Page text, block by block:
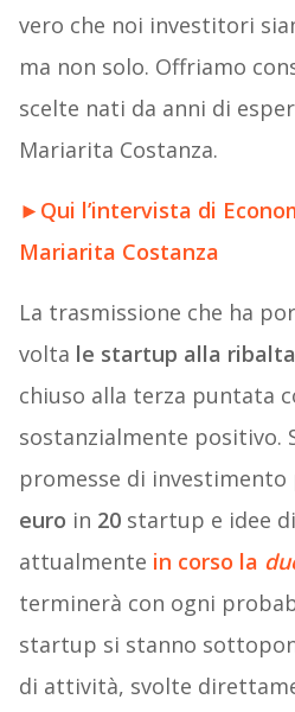
vero che noi investitori
ma non solo. Offriamo
scelte nati da anni di
Mariarita Costanza.
► Qui l’intervista di
Mariarita Costanza
La trasmissione che ha
volta le startup alla
chiuso alla terza puntata
sostanzialmente positivo.
promesse di investimento
euro in 20startup e idee di
attualmente in corso la
terminerà con ogni
startup si stanno
di attività, svolte